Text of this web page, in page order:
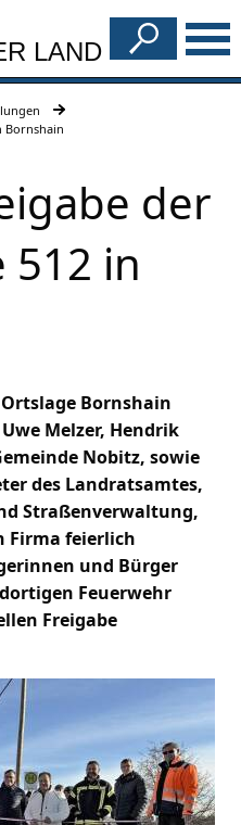
LAND
Bornshain
der
512 in
Bornshain
Melzer, Hendrik
Nobitz, sowie
des Landratsamtes,
Straßenverwaltung,
Firma feierlich
und Bürger
Feuerwehr
Freigabe